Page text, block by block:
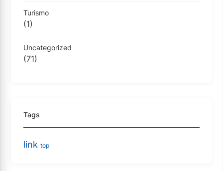
Turismo
(1)
Uncategorized
(71)
Tags
link top